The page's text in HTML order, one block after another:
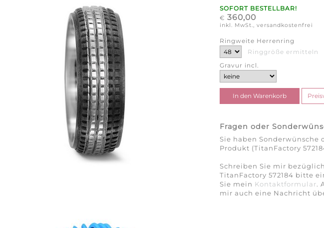
SOFORT BESTELLBAR!
€ 360,00
inkl. MwSt., versandkostenfrei
Ringweite Herrenring
Ringgröße ermitteln
Gravur incl.
Fragen oder
Sie haben Sonderwünsche
Produkt (TitanFactory
Schreiben Sie mir
TitanFactory 572184 bitte
Sie mein Kontaktformular.
mir auch eine Nachricht